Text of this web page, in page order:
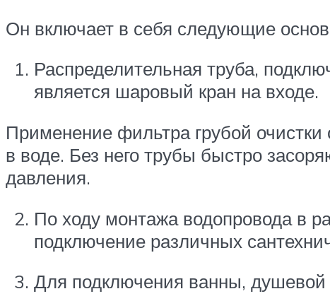
Он включает в себя следующие
Распределительная труба,
является шаровый кран на входе.
Применение фильтра грубой очистки
в воде. Без него трубы быстро
давления.
По ходу монтажа водопровода в
подключение различных
Для подключения ванны, душевой